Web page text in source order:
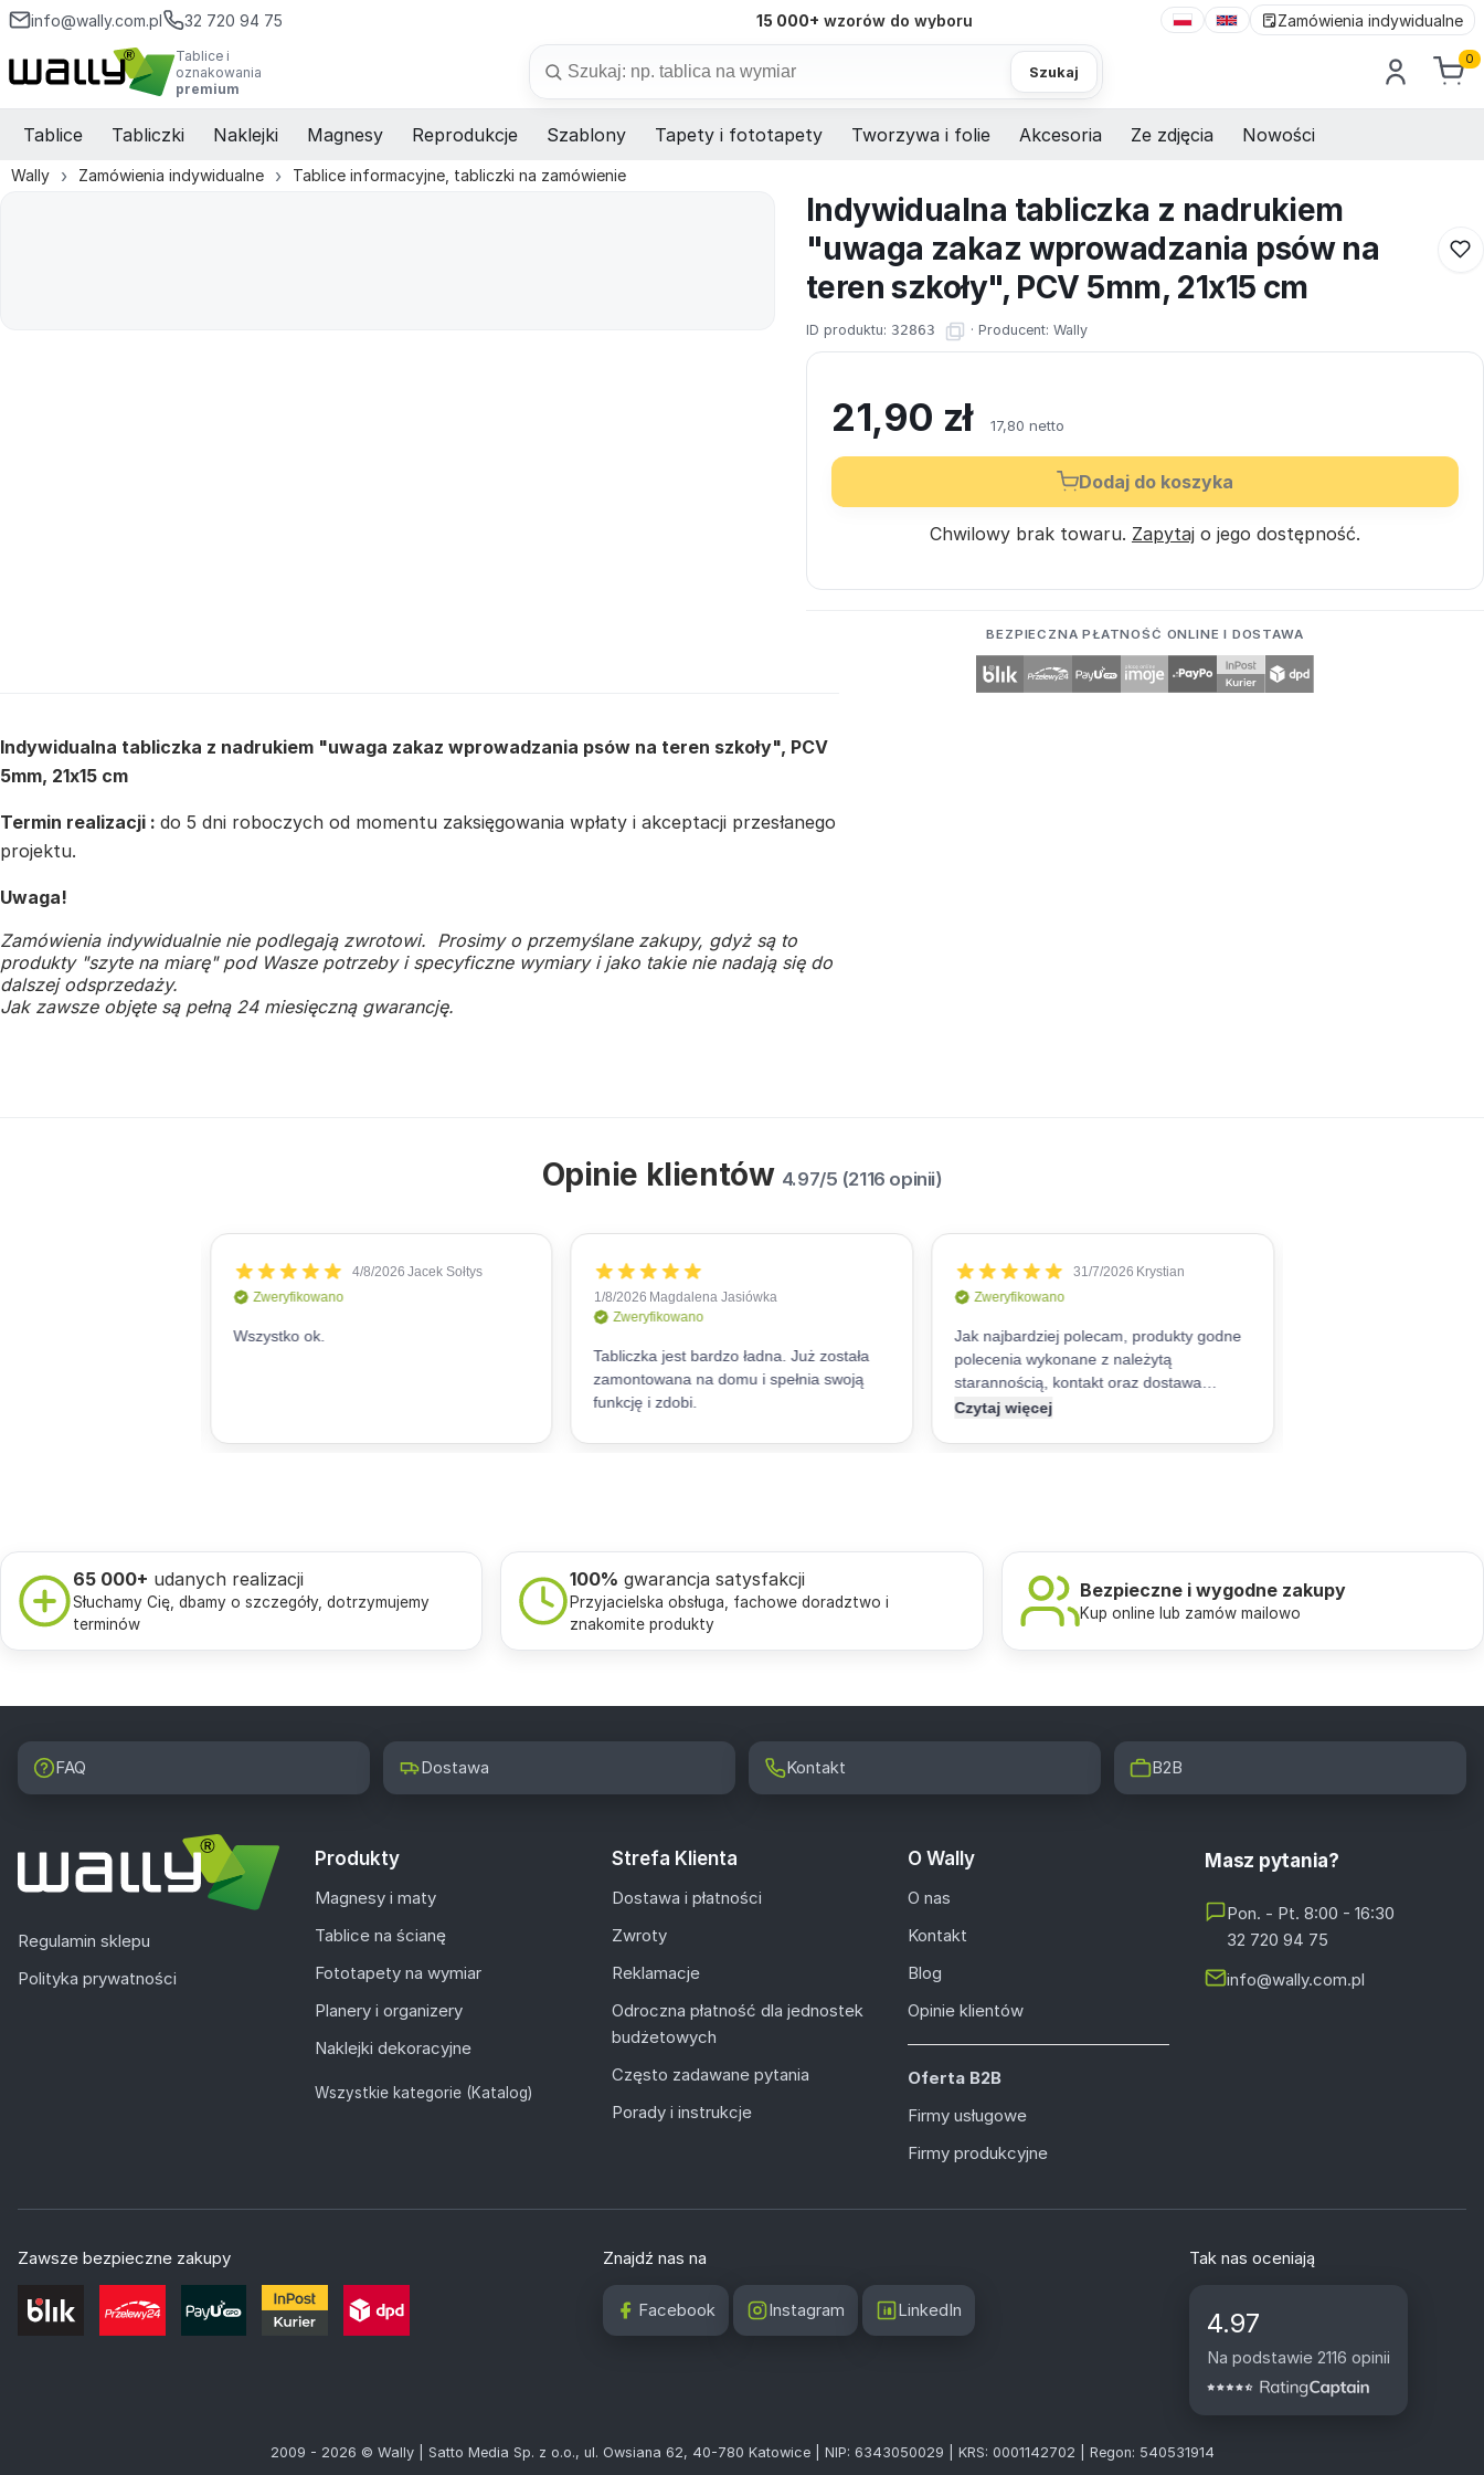
info@wally.com.pl 32 720 94 75 15 000+ wzorów do wyboru
98%dostaw na czas Zamówienia indywidualne
Tablice i
oznakowania
premium
Szukaj
0
Tablice Tabliczki Naklejki Magnesy Reprodukcje Szablony Tapety i fototapety Tworzywa i folie Akcesoria Ze zdjęcia Nowości
Wally Zamówienia indywidualne Tablice informacyjne, tabliczki na zamówienie
Indywidualna tabliczka z nadrukiem
"uwaga zakaz wprowadzania psów na
teren szkoły", PCV 5mm, 21x15 cm
ID produktu: 32863 · Producent: Wally
21,90 zł 17,80 netto
Dodaj do koszyka
Chwilowy brak towaru. Zapytaj o jego dostępność.
BEZPIECZNA PŁATNOŚĆ ONLINE I DOSTAWA
Indywidualna tabliczka z nadrukiem "uwaga zakaz wprowadzania psów na teren szkoły", PCV
5mm, 21x15 cm
Termin realizacji : do 5 dni roboczych od momentu zaksięgowania wpłaty i akceptacji przesłanego
projektu.
Uwaga!
Zamówienia indywidualnie nie podlegają zwrotowi. Prosimy o przemyślane zakupy, gdyż są to
produkty "szyte na miarę" pod Wasze potrzeby i specyficzne wymiary i jako takie nie nadają się do
dalszej odsprzedaży.
Jak zawsze objęte są pełną 24 miesięczną gwarancję.
Opinie klientów 4.97/5 (2116 opinii)
65 000+ udanych realizacji
Słuchamy Cię, dbamy o szczegóły, dotrzymujemy
terminów
100% gwarancja satysfakcji
Przyjacielska obsługa, fachowe doradztwo i
znakomite produkty
Bezpieczne i wygodne zakupy
Kup online lub zamów mailowo
FAQ Dostawa Kontakt B2B
Regulamin sklepu
Polityka prywatności
Produkty
Magnesy i maty
Tablice na ścianę
Fototapety na wymiar
Planery i organizery
Naklejki dekoracyjne
Wszystkie kategorie (Katalog)
Strefa Klienta
Dostawa i płatności
Zwroty
Reklamacje
Odroczna płatność dla jednostek
budżetowych
Często zadawane pytania
Porady i instrukcje
O Wally
O nas
Kontakt
Blog
Opinie klientów
Oferta B2B
Firmy usługowe
Firmy produkcyjne
Masz pytania?
Pon. - Pt. 8:00 - 16:30
32 720 94 75
info@wally.com.pl
Zawsze bezpieczne zakupy Znajdź nas na
Facebook Instagram LinkedIn
Tak nas oceniają
4.97
Na podstawie 2116 opinii
2009 - 2026 © Wally | Satto Media Sp. z o.o., ul. Owsiana 62, 40-780 Katowice | NIP: 6343050029 | KRS: 0001142702 | Regon: 540531914